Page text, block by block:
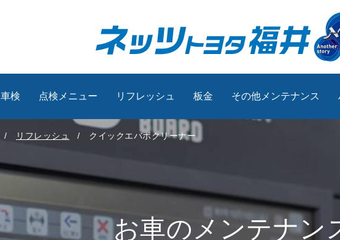
車検 点検メニュー リフレッシュ 板金 その他メンテナンス
リフレッシュ クイックエバポクリーナー
お車のメンテナン